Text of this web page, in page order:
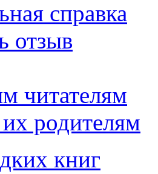
справка
отзыв
читателям
родителям
книг